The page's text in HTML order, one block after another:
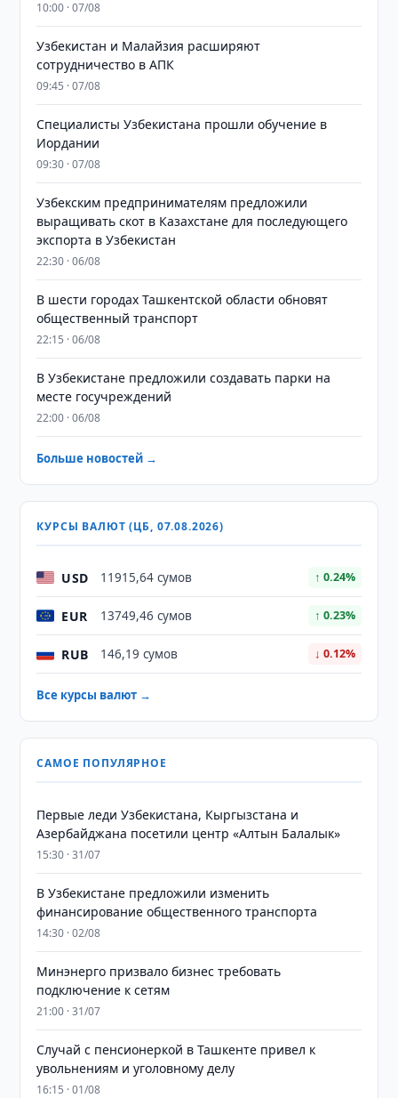
10:00 · 07/08
Узбекистан и Малайзия расширяют
сотрудничество в АПК
09:45 · 07/08
Специалисты Узбекистана прошли обучение в
Иордании
09:30 · 07/08
Узбекским предпринимателям предложили
выращивать скот в Казахстане для последующего
экспорта в Узбекистан
22:30 · 06/08
В шести городах Ташкентской области обновят
общественный транспорт
22:15 · 06/08
В Узбекистане предложили создавать парки на
месте госучреждений
22:00 · 06/08
Больше новостей →
КУРСЫ ВАЛЮТ (ЦБ, 07.08.2026)
USD 11915,64 сумов ↑ 0.24%
EUR 13749,46 сумов ↑ 0.23%
RUB 146,19 сумов ↓ 0.12%
Все курсы валют →
САМОЕ ПОПУЛЯРНОЕ
Первые леди Узбекистана, Кыргызстана и
Азербайджана посетили центр «Алтын Балалык»
15:30 · 31/07
В Узбекистане предложили изменить
финансирование общественного транспорта
14:30 · 02/08
Минэнерго призвало бизнес требовать
подключение к сетям
21:00 · 31/07
Случай с пенсионеркой в Ташкенте привел к
увольнениям и уголовному делу
16:15 · 01/08